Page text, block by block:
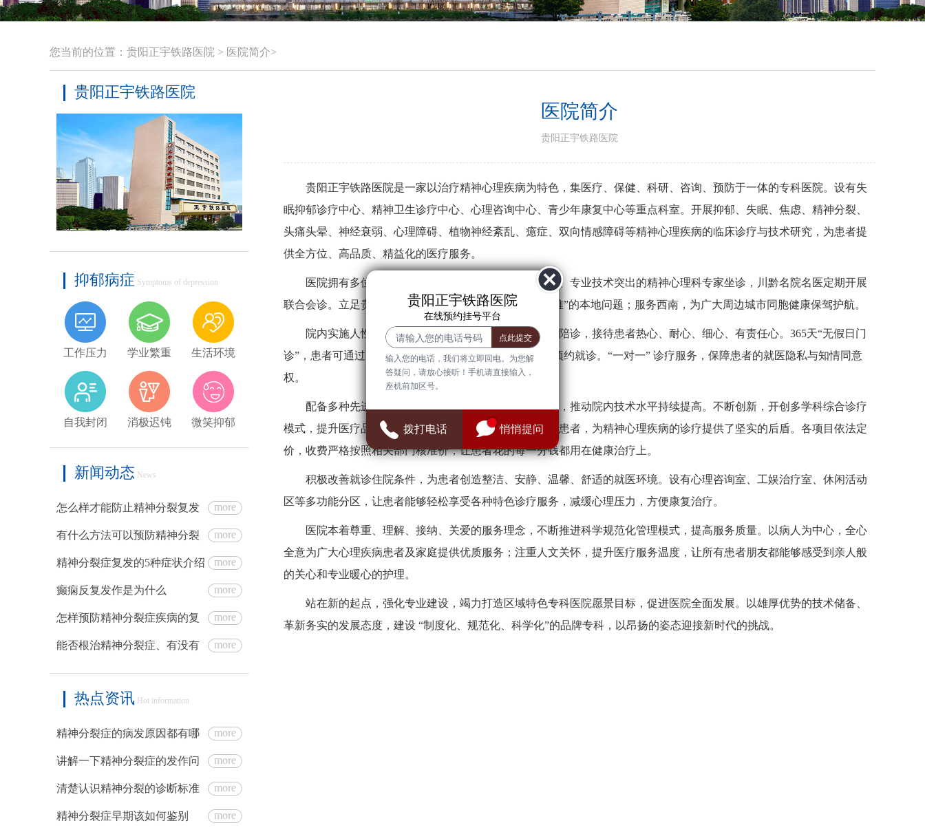
贵阳正宇铁路医院
在线预约挂号平台
输入您的电话，我们将立即回电。为您解
答疑问，请放心接听！手机请直接输入，
座机前加区号。
拨打电话 悄悄提问
您当前的位置： 贵阳正宇铁路医院 > 医院简介>
贵阳正宇铁路医院
抑郁病症 Symptoms of depression
工作压力 学业繁重 生活环境
自我封闭 消极迟钝 微笑抑郁
新闻动态 News
怎么样才能防止精神分裂复发 more
有什么方法可以预防精神分裂 more
精神分裂症复发的5种症状介绍 more
癫痫反复发作是为什么 more
怎样预防精神分裂症疾病的复 more
能否根治精神分裂症、有没有 more
热点资讯 Hot information
精神分裂症的病发原因都有哪 more
讲解一下精神分裂症的发作问 more
清楚认识精神分裂的诊断标准 more
精神分裂症早期该如何鉴别 more
医院简介
贵阳正宇铁路医院
贵阳正宇铁路医院是一家以治疗精神心理疾病为特色，集医疗、保健、科研、咨询、预防于一体的专科医院。设有失
眠抑郁诊疗中心、精神卫生诊疗中心、心理咨询中心、青少年康复中心等重点科室。开展抑郁、失眠、焦虑、精神分裂、
头痛头晕、神经衰弱、心理障碍、植物神经紊乱、癔症、双向情感障碍等精神心理疾病的临床诊疗与技术研究，为患者提
供全方位、高品质、精益化的医疗服务。
医院拥有多位主任、副主任医师，数位临床经验丰富、专业技术突出的精神心理科专家坐诊，川黔名院名医定期开展
联合会诊。立足贵阳，有效落实缓解“看病难，看名医更难”的本地问题；服务西南，为广大周边城市同胞健康保驾护航。
院内实施人性化诊疗模式，视患者为亲人，全程导医陪诊，接待患者热心、耐心、细心、有责任心。365天“无假日门
诊”，患者可通过网络或者电话进行在线咨询挂号，提前预约就诊。“一对一” 诊疗服务，保障患者的就医隐私与知情同意
权。
配备多种先进的现代化治疗康复设备，紧跟前沿技术，推动院内技术水平持续提高。不断创新，开创多学科综合诊疗
模式，提升医疗品质，确保以高水平的诊疗质量服务广大患者，为精神心理疾病的诊疗提供了坚实的后盾。各项目依法定
价，收费严格按照相关部门核准价，让患者花的每一分钱都用在健康治疗上。
积极改善就诊住院条件，为患者创造整洁、安静、温馨、舒适的就医环境。设有心理咨询室、工娱治疗室、休闲活动
区等多功能分区，让患者能够轻松享受各种特色诊疗服务，减缓心理压力，方便康复治疗。
医院本着尊重、理解、接纳、关爱的服务理念，不断推进科学规范化管理模式，提高服务质量。以病人为中心，全心
全意为广大心理疾病患者及家庭提供优质服务；注重人文关怀，提升医疗服务温度，让所有患者朋友都能够感受到亲人般
的关心和专业暖心的护理。
站在新的起点，强化专业建设，竭力打造区域特色专科医院愿景目标，促进医院全面发展。以雄厚优势的技术储备、
革新务实的发展态度，建设 “制度化、规范化、科学化”的品牌专科，以昂扬的姿态迎接新时代的挑战。